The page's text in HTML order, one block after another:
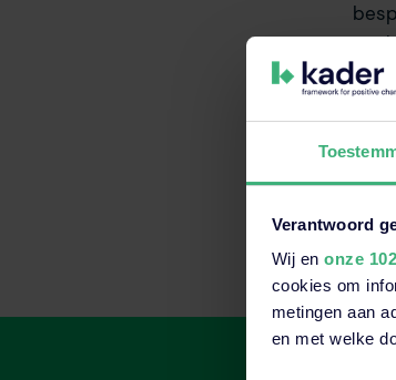
Verantwoord
Wij en onze
cookies om
metingen aan
en met welke
zo
De